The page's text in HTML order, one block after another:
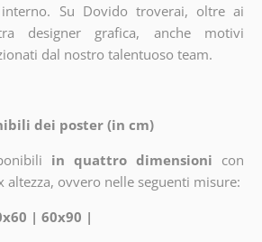
Su Dovido troverai, oltre ai
designer grafica, anche motivi
dal nostro talentuoso team.
dei poster (in cm)
in quattro dimensioni con
altezza, ovvero nelle seguenti misure:
| 60x90 |